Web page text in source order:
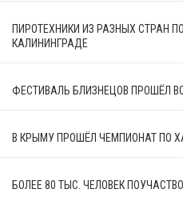
ПИРОТЕХНИКИ ИЗ РАЗНЫХ СТРАН
КАЛИНИНГРАДЕ
ФЕСТИВАЛЬ БЛИЗНЕЦОВ ПРОШЁЛ
В КРЫМУ ПРОШЁЛ ЧЕМПИОНАТ ПО
БОЛЕЕ 80 ТЫС. ЧЕЛОВЕК